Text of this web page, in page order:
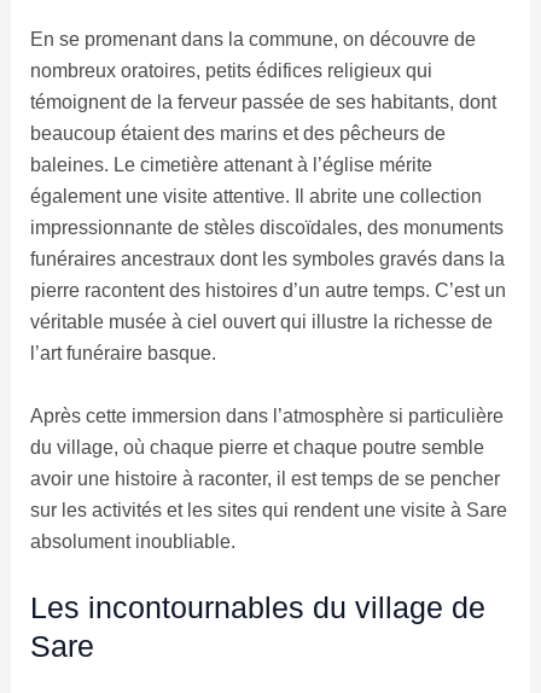
En se promenant dans la commune, on découvre de
nombreux oratoires, petits édifices religieux qui
témoignent de la ferveur passée de ses habitants, dont
beaucoup étaient des marins et des pêcheurs de
baleines. Le cimetière attenant à l’église mérite
également une visite attentive. Il abrite une collection
impressionnante de stèles discoïdales, des monuments
funéraires ancestraux dont les symboles gravés dans la
pierre racontent des histoires d’un autre temps. C’est un
véritable musée à ciel ouvert qui illustre la richesse de
l’art funéraire basque.
Après cette immersion dans l’atmosphère si particulière
du village, où chaque pierre et chaque poutre semble
avoir une histoire à raconter, il est temps de se pencher
sur les activités et les sites qui rendent une visite à Sare
absolument inoubliable.
Les incontournables du village de
Sare